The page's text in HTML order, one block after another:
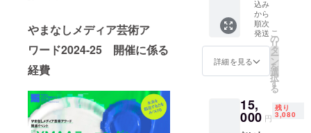
やまなしメディア芸術ア
ワード2024-25 開催に係る
経費
りま
す。料
理とと
もに楽
しんで
いただ
きた
ストラ
ンでの
ハウス
い方は
様々。
赤ちゃ
んのミ
ルク作
りなど
にも安
ご利用
いただ
けま
深い旨
味をお
楽しみ
くださ
い。 ワ
インや
に。ま
た、サ
込み
から
順次
発送
詳細を見る
こ
の
リ
タ
ー
ン
を
選
択
す
る
15,
000 円
残り
3,080